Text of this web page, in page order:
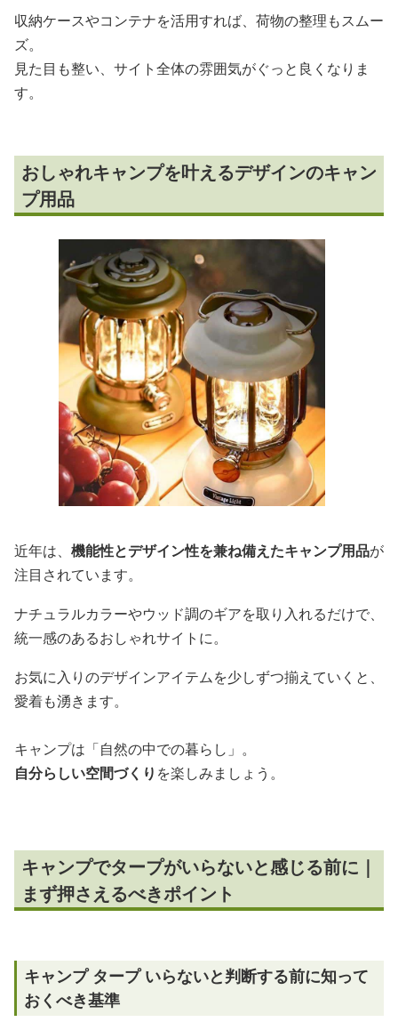
収納ケースやコンテナを活用すれば、荷物の整理もスムー
ズ。
見た目も整い、サイト全体の雰囲気がぐっと良くなりま
す。
おしゃれキャンプを叶えるデザインのキャン
プ用品
近年は、 機能性とデザイン性を兼ね備えたキャンプ用品が
注目されています。
ナチュラルカラーやウッド調のギアを取り入れるだけで、
統一感のあるおしゃれサイトに。
お気に入りのデザインアイテムを少しずつ揃えていくと、
愛着も湧きます。
キャンプは「自然の中での暮らし」。
自分らしい空間づくり を楽しみましょう。
キャンプでタープがいらないと感じる前に｜
まず押さえるべきポイント
キャンプ タープ いらないと判断する前に知って
おくべき基準